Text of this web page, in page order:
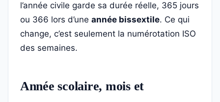
l’année civile garde sa durée réelle, 365 jours
ou 366 lors d’une année bissextile. Ce qui
change, c’est seulement la numérotation ISO
des semaines.
Année scolaire, mois et